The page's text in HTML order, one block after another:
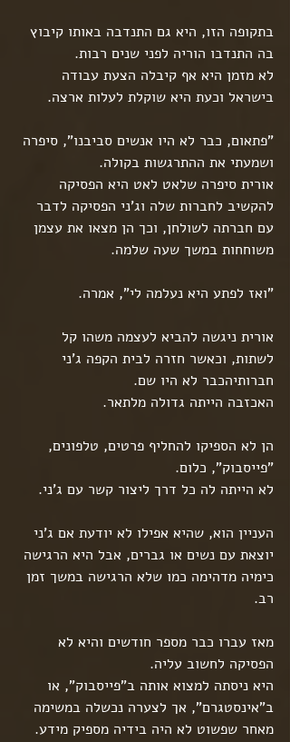
בתקופה הזו, היא גם התנדבה באותו קיבוץ
בה התנדבו הוריה לפני שנים רבות.
לא מזמן היא אף קיבלה הצעת עבודה
בישראל וכעת היא שוקלת לעלות ארצה.
"פתאום, כבר לא היו אנשים סביבנו", סיפרה
ושמעתי את ההתרגשות בקולה.
אורית סיפרה שלאט לאט היא הפסיקה
להקשיב לחברות שלה וג'ני הפסיקה לדבר
עם חברתה לשולחן, וכך הן מצאו את עצמן
משוחחות במשך שעה שלמה.
"ואז לפתע היא נעלמה לי", אמרה.
אורית ניגשה להביא לעצמה משהו קל
לשתות, וכאשר חזרה לבית הקפה ג'ני
חברותיהכבר לא היו שם.
האכזבה הייתה גדולה מלתאר.
הן לא הספיקו להחליף פרטים, טלפונים,
"פייסבוק", כלום.
לא הייתה לה כל דרך ליצור קשר עם ג'ני.
העניין הוא, שהיא אפילו לא יודעת אם ג'ני
יוצאת עם נשים או גברים, אבל היא הרגישה
כימיה מדהימה כמו שלא הרגישה במשך זמן
רב.
מאז עברו כבר מספר חודשים והיא לא
הפסיקה לחשוב עליה.
היא ניסתה למצוא אותה ב"פייסבוק", או
ב"אינסטגרם", אך לצערה נכשלה במשימה
מאחר שפשוט לא היה בידיה מספיק מידע.